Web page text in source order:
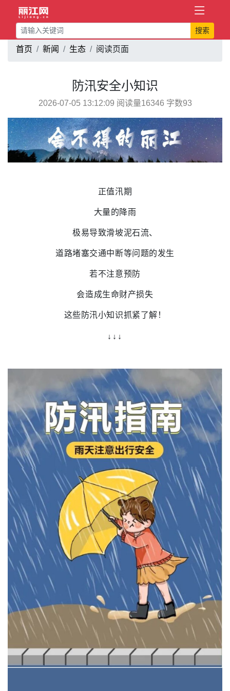
搜索
首页 新闻 生态 阅读页面
防汛安全小知识
2026-07-05 13:12:09 阅读量16346 字数93
正值汛期
大量的降雨
极易导致滑坡泥石流、
道路堵塞交通中断等问题的发生
若不注意预防
会造成生命财产损失
这些防汛小知识抓紧了解！
↓↓↓